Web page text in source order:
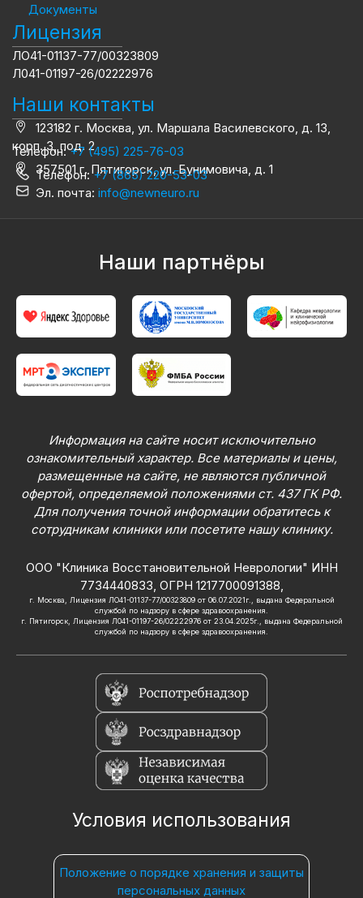
Документы
Лицензия
ЛО41-01137-77/00323809
Л041-01197-26/02222976
Наши контакты
123182 г. Москва, ул. Маршала Василевского, д. 13,
корп. 3, под. 2
Телефон:+7 (495) 225-76-03
357501 г. Пятигорск, ул. Бунимовича, д. 1
Телефон:+7 (865) 220-53-03
Эл. почта: info@newneuro.ru
Наши партнёры
Информация на сайте носит исключительно
ознакомительный характер. Все материалы и цены,
размещенные на сайте, не являются публичной
офертой, определяемой положениями ст. 437 ГК РФ.
Для получения точной информации обратитесь к
сотрудникам клиники или посетите нашу клинику.
ООО "Клиника Восстановительной Неврологии" ИНН
7734440833, ОГРН 1217700091388,
г. Москва, Лицензия ЛО41-01137-77/00323809 от 06.07.2021г., выдана Федеральной
службой по надзору в сфере здравоохранения.
г. Пятигорск, Лицензия Л041-01197-26/02222976 от 23.04.2025г., выдана Федеральной
службой по надзору в сфере здравоохранения.
Условия использования
Положение о порядке хранения и защиты
персональных данных